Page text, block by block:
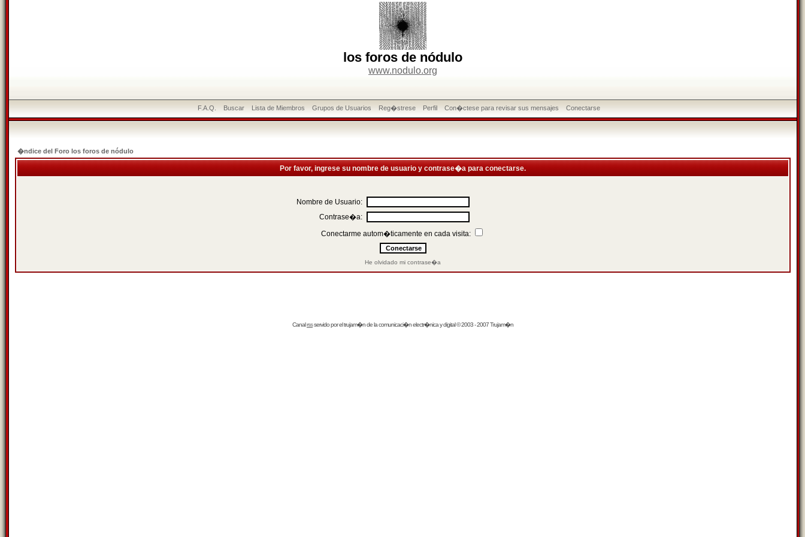
los foros de nódulo
www.nodulo.org
F.A.Q. Buscar Lista de Miembros Grupos de Usuarios Reg�strese Perfil Con�ctese para revisar sus mensajes Conectarse
�ndice del Foro los foros de nódulo
Por favor, ingrese su nombre de usuario y contrase�a para conectarse.
Nombre de Usuario:
Contrase�a:
Conectarme autom�ticamente en cada visita:
He olvidado mi contrase�a
Canalrssservido por eltrujam�nde la comunicaci�n electr�nica y digital © 2003 - 2007 Trujam�n